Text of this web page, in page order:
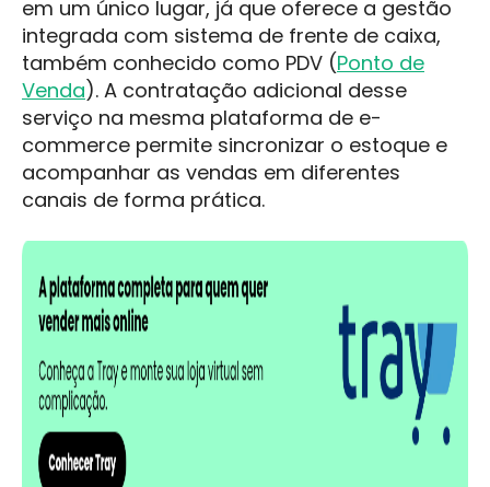
em um único lugar, já que oferece a gestão
integrada com sistema de frente de caixa,
também conhecido como PDV (Ponto de
Venda). A contratação adicional desse
serviço na mesma plataforma de e-
commerce permite sincronizar o estoque e
acompanhar as vendas em diferentes
canais de forma prática.